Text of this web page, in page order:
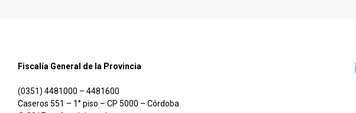
Fiscalía General de la Provincia
(0351) 4481000 – 4481600
Caseros 551 – 1° piso – CP 5000 – Córdoba